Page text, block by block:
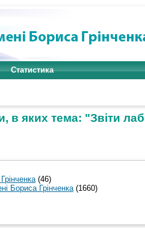
Статистика
в яких тема: "Звіти
(46)
Бориса Грінченка (1660)